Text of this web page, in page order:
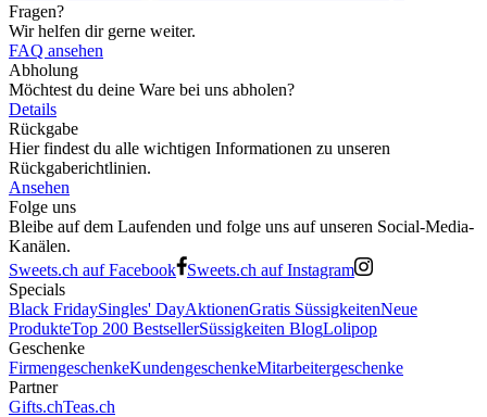
Fragen?
Wir helfen dir gerne weiter.
FAQ ansehen
Abholung
Möchtest du deine Ware bei uns abholen?
Details
Rückgabe
Hier findest du alle wichtigen Informationen zu unseren
Rückgaberichtlinien.
Ansehen
Folge uns
Bleibe auf dem Laufenden und folge uns auf unseren Social-Media-
Kanälen.
Sweets.ch auf Facebook
Sweets.ch auf Instagram
Specials
Black FridaySingles' DayAktionenGratis SüssigkeitenNeue
ProdukteTop 200 BestsellerSüssigkeiten BlogLolipop
Geschenke
FirmengeschenkeKundengeschenkeMitarbeitergeschenke
Partner
Gifts.chTeas.ch